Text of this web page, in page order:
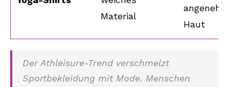
Material
Haut
Der Athleisure-Trend verschmelzt
Sportbekleidung mit Mode. Menschen